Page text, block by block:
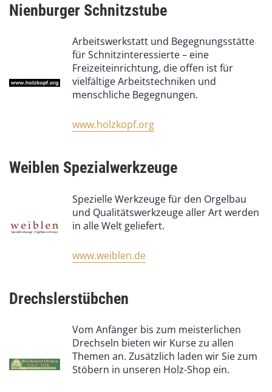
Nienburger Schnitzstube
Arbeitswerkstatt und Begegnungsstätte
für Schnitzinteressierte – eine
Freizeiteinrichtung, die offen ist für
vielfältige Arbeitstechniken und
menschliche Begegnungen.
www.holzkopf.org
Weiblen Spezialwerkzeuge
Spezielle Werkzeuge für den Orgelbau
und Qualitätswerkzeuge aller Art werden
in alle Welt geliefert.
www.weiblen.de
Drechslerstübchen
Vom Anfänger bis zum meisterlichen
Drechseln bieten wir Kurse zu allen
Themen an. Zusätzlich laden wir Sie zum
Stöbern in unseren Holz-Shop ein.